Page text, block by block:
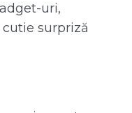
uri,
surpriză